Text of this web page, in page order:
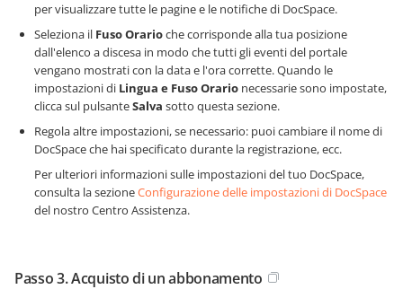
per visualizzare tutte le pagine e le notifiche di DocSpace.
Seleziona il Fuso Orarioche corrisponde alla tua posizione
dall'elenco a discesa in modo che tutti gli eventi del portale
vengano mostrati con la data e l'ora corrette. Quando le
impostazioni di Lingua e Fuso Orario necessarie sono impostate,
clicca sul pulsanteSalva sotto questa sezione.
Regola altre impostazioni, se necessario: puoi cambiare il nome di
DocSpace che hai specificato durante la registrazione, ecc.
Per ulteriori informazioni sulle impostazioni del tuo DocSpace,
consulta la sezioneConfigurazione delle impostazioni di DocSpace
del nostro Centro Assistenza.
Passo 3. Acquisto di un abbonamento